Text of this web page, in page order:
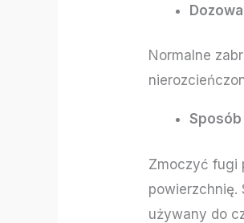
Normalne
Zmoczyć fugi
powierzchnię.
używany do